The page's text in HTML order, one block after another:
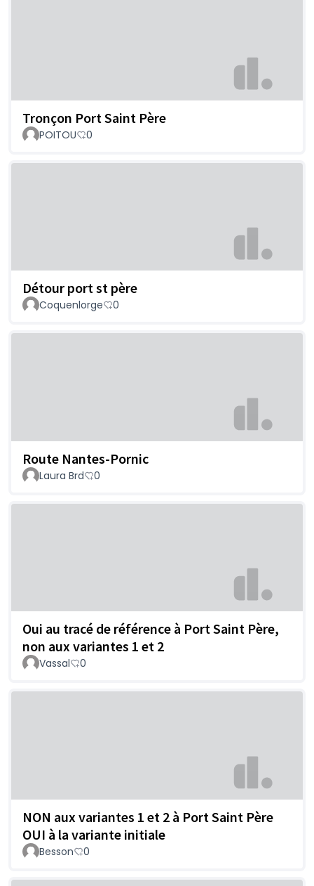
Tronçon Port Saint Père
POITOU 0
Détour port st père
Coquenlorge 0
Route Nantes-Pornic
Laura Brd 0
Oui au tracé de référence à Port Saint Père,
non aux variantes 1 et 2
Vassal 0
NON aux variantes 1 et 2 à Port Saint Père
OUI à la variante initiale
Besson 0